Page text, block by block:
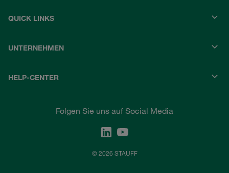
QUICK LINKS
UNTERNEHMEN
HELP-CENTER
Folgen Sie uns auf Social Media
© 2026 STAUFF